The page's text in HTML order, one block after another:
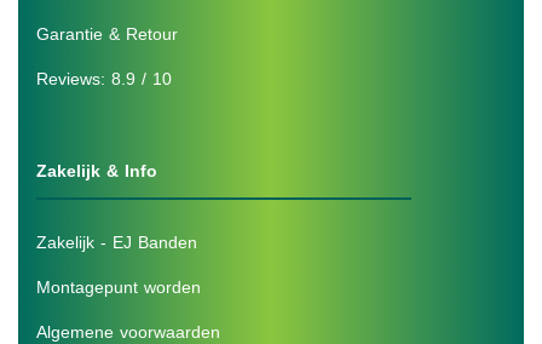
Garantie & Retour
Reviews: 8.9 / 10
Zakelijk & Info
Zakelijk - EJ Banden
Montagepunt worden
Algemene voorwaarden